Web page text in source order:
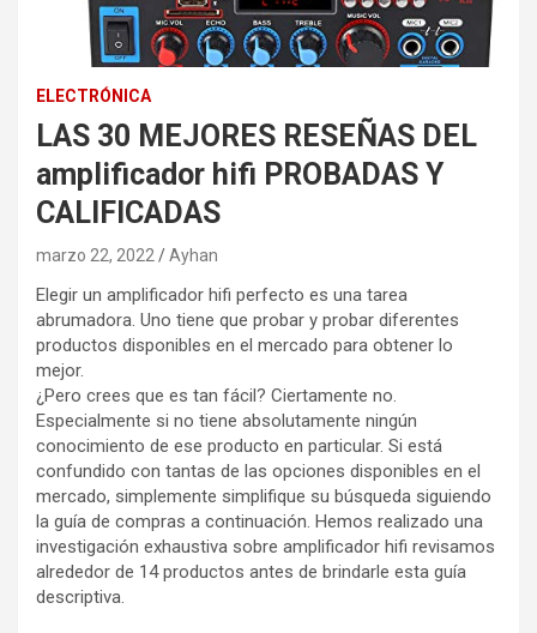
ELECTRÓNICA
LAS 30 MEJORES RESEÑAS DEL
amplificador hifi PROBADAS Y
CALIFICADAS
marzo 22, 2022 Ayhan
Elegir un amplificador hifi perfecto es una tarea
abrumadora. Uno tiene que probar y probar diferentes
productos disponibles en el mercado para obtener lo
mejor.
¿Pero crees que es tan fácil? Ciertamente no.
Especialmente si no tiene absolutamente ningún
conocimiento de ese producto en particular. Si está
confundido con tantas de las opciones disponibles en el
mercado, simplemente simplifique su búsqueda siguiendo
la guía de compras a continuación. Hemos realizado una
investigación exhaustiva sobre amplificador hifi revisamos
alrededor de 14 productos antes de brindarle esta guía
descriptiva.